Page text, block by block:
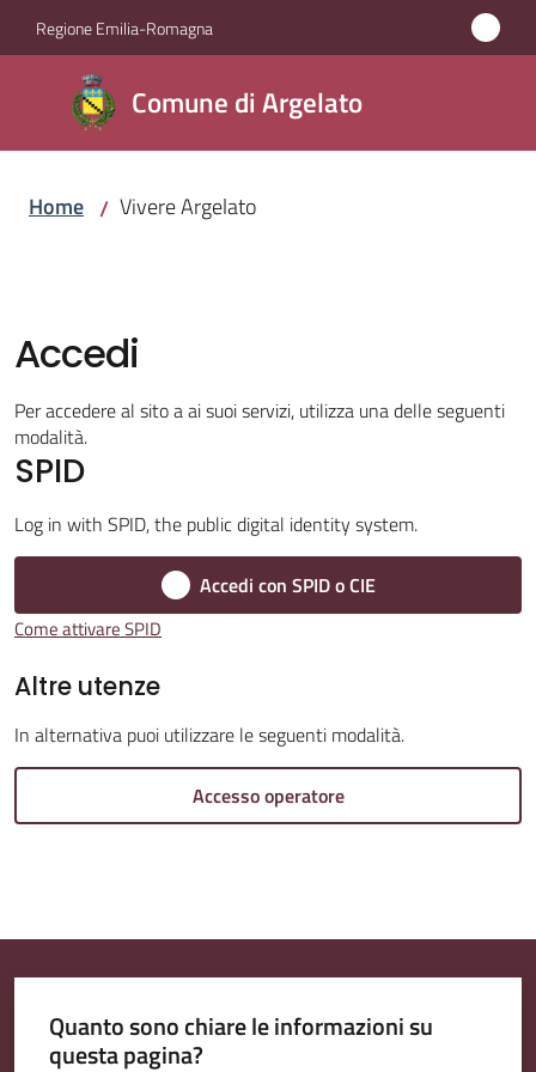
Vai al contenuto
Vai alla navigazione
Vai al footer
Regione Emilia-Romagna
Comune di Argelato
Comune
di
Argelato
Servizi
Vivere
Menu selezionato
Trasparente
Tutti
argomenti...
Home / Vivere Argelato
Accedi
Per accedere al sito a ai suoi servizi, utilizza una delle seguenti
modalità.
SPID
Log in with SPID, the public digital identity system.
Accedi con SPID o CIE
Come attivare SPID
Altre utenze
In alternativa puoi utilizzare le seguenti modalità.
Accesso operatore
Quanto sono chiare le informazioni su
questa pagina?